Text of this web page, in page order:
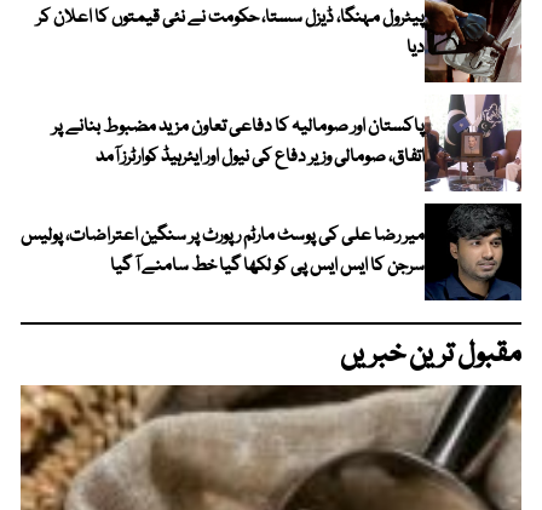
پیٹرول مہنگا، ڈیزل سستا، حکومت نے نئی قیمتوں کا اعلان کر
دیا
پاکستان اور صومالیہ کا دفاعی تعاون مزید مضبوط بنانے پر
اتفاق، صومالی وزیر دفاع کی نیول اور ایئرہیڈ کوارٹرز آمد
میر رضا علی کی پوسٹ مارٹم رپورٹ پر سنگین اعتراضات، پولیس
سرجن کا ایس ایس پی کو لکھا گیا خط سامنے آ گیا
مقبول ترین خبریں